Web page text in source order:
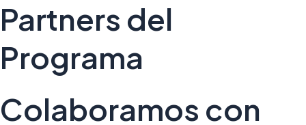
Partners del
Programa
Colaboramos con